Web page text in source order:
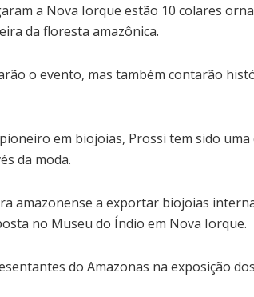
a Nova Iorque estão 10 colares
da floresta amazônica.
o evento, mas também contarão
em biojoias, Prossi tem sido uma
da moda.
amazonense a exportar biojoias
no Museu do Índio em Nova Iorque.
do Amazonas na exposição